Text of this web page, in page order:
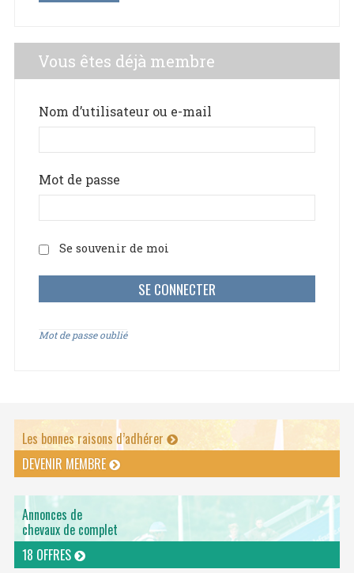
Vous êtes déjà membre
Nom d’utilisateur ou e-mail
Mot de passe
Se souvenir de moi
Mot de passe oublié
Les bonnes raisons d’adhérer
DEVENIR MEMBRE
Annonces de
chevaux de complet
18 OFFRES